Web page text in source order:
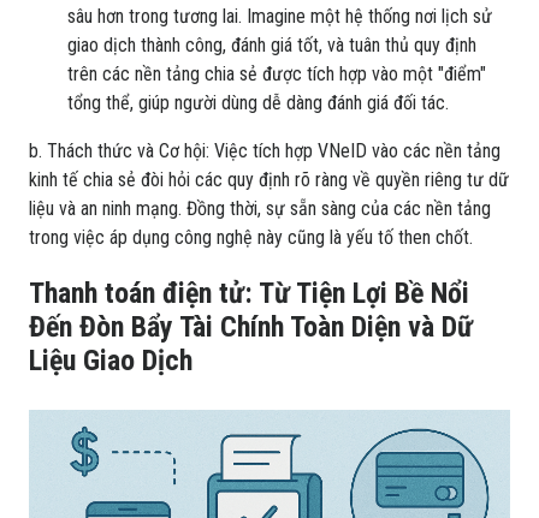
sâu hơn trong tương lai. Imagine một hệ thống nơi lịch sử
giao dịch thành công, đánh giá tốt, và tuân thủ quy định
trên các nền tảng chia sẻ được tích hợp vào một "điểm"
tổng thể, giúp người dùng dễ dàng đánh giá đối tác.
b. Thách thức và Cơ hội: Việc tích hợp VNeID vào các nền tảng
kinh tế chia sẻ đòi hỏi các quy định rõ ràng về quyền riêng tư dữ
liệu và an ninh mạng. Đồng thời, sự sẵn sàng của các nền tảng
trong việc áp dụng công nghệ này cũng là yếu tố then chốt.
Thanh toán điện tử: Từ Tiện Lợi Bề Nổi
Đến Đòn Bẩy Tài Chính Toàn Diện và Dữ
Liệu Giao Dịch